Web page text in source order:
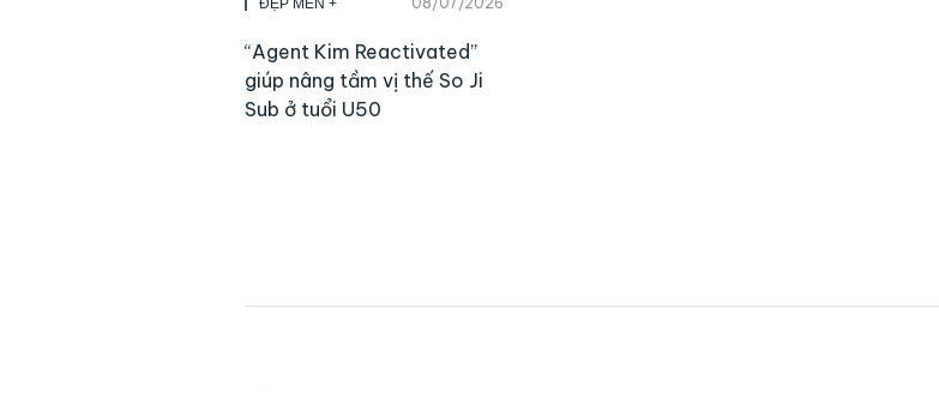
“Agent Kim Reactivated”
giúp nâng tầm vị thế So Ji
Sub ở tuổi U50